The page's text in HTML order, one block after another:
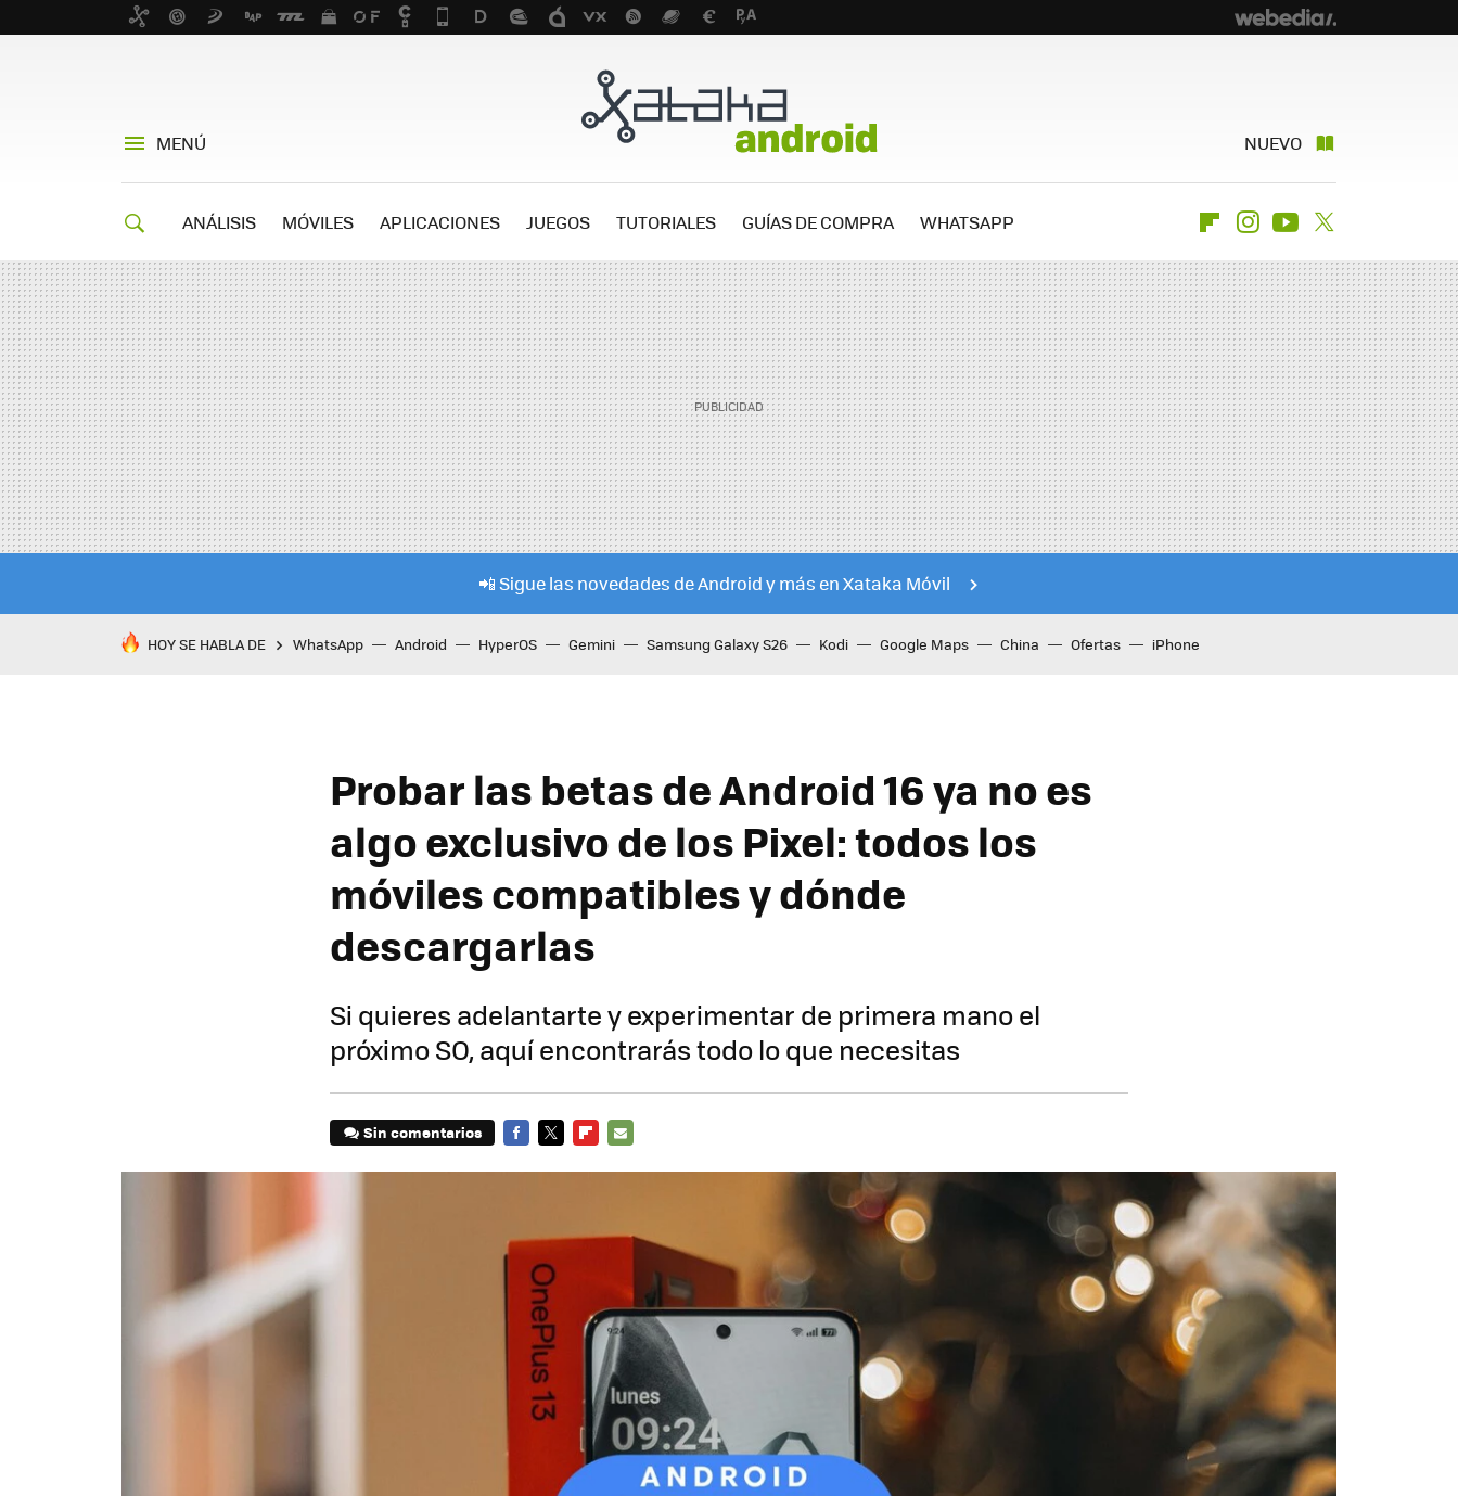
MENÚ NUEVO
ANÁLISIS MÓVILES APLICACIONES JUEGOS TUTORIALES GUÍAS DE COMPRA WHATSAPP FlipboardInstagramYoutube
📲 Sigue las novedades de Android y más en Xataka Móvil
HOY SE HABLA DE WhatsApp Android HyperOS Gemini Samsung Galaxy S26 Kodi Google Maps China Ofertas iPhone
Probar las betas de Android 16 ya no es
algo exclusivo de los Pixel: todos los
móviles compatibles y dónde
descargarlas
Si quieres adelantarte y experimentar de primera mano el
próximo SO, aquí encontrarás todo lo que necesitas
Sin comentarios